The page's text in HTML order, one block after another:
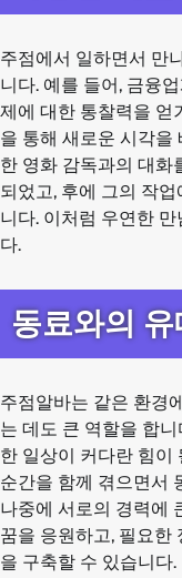
주점에서 일하면서 만
니다. 예를 들어, 금융
제에 대한 통찰력을 얻
을 통해 새로운 시각을
한 영화 감독과의 대화
되었고, 후에 그의 작
니다. 이처럼 우연한
다.
동료와의
주점알바는 같은 환경
는 데도 큰 역할을 합
한 일상이 커다란 힘이
순간을 함께 겪으면서
나중에 서로의 경력에
꿈을 응원하고, 필요한
을 구축할 수 있습니다.